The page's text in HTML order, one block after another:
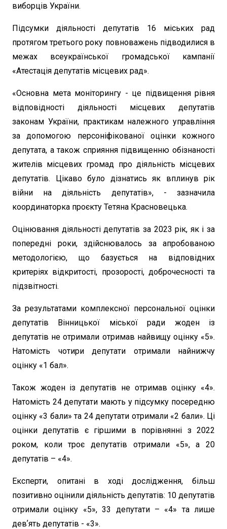
виборців України.
Підсумки діяльності депутатів 16 міських рад
протягом третього року повноважень підводилися в
межах всеукраїнської громадської кампанії
«Атестація депутатів місцевих рад».
«Основна мета моніторингу - це підвищення рівня
відповідності діяльності місцевих депутатів
законам України, практикам належного управління
за допомогою персоніфікованої оцінки кожного
депутата, а також сприяння підвищенню обізнаності
жителів місцевих громад про діяльність місцевих
депутатів. Цікаво було дізнатись як вплинув рік
війни на діяльність депутатів», - зазначила
координаторка проєкту Тетяна Красновецька.
Оцінювання діяльності депутатів за 2023 рік, як і за
попередні роки, здійснювалось за апробованою
методологією, що базується на відповідних
критеріях відкритості, прозорості, доброчесності та
підзвітності.
За результатами комплексної персональної оцінки
депутатів Вінницької міської ради жоден із
депутатів не отримали отримав найвищу оцінку «5».
Натомість чотири депутати отримали найнижчу
оцінку «1 бал».
Також жоден із депутатів не отримав оцінку «4».
Натомість 24 депутати мають у підсумку посередню
оцінку «3 бали» та 24 депутати отримали «2 бали». Ці
оцінки депутатів є гіршими в порівнянні з 2022
роком, коли троє депутатів отримали «5», а 20
депутатів – «4».
Експерти, опитані в ході дослідження, більш
позитивно оцінили діяльність депутатів: 10 депутатів
отримали оцінку «5», 33 депутати – «4» та лише
девʼять депутатів - «3».